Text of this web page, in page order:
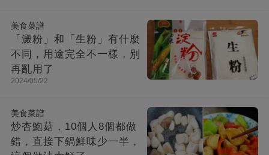
美食菜譜
「澱粉」和「生粉」有什麼
不同，用途完全不一樣，別
再亂用了
2024/05/22
美食菜譜
炒杏鮑菇，10個人8個都做
錯，直接下鍋鮮味少一半，